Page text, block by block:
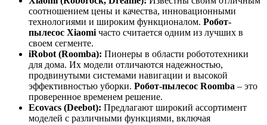
соотношением цены и качества, инновационными
технологиями и широким функционалом. Робот-
пылесос Xiaomi часто считается одним из лучших в
своем сегменте.
iRobot (Roomba): Пионеры в области робототехники
для дома. Их модели отличаются надежностью,
продвинутыми системами навигации и высокой
эффективностью уборки. Робот-пылесос Roomba – это
проверенное временем решение.
Ecovacs (Deebot): Предлагают широкий ассортимент
моделей с различными функциями, включая